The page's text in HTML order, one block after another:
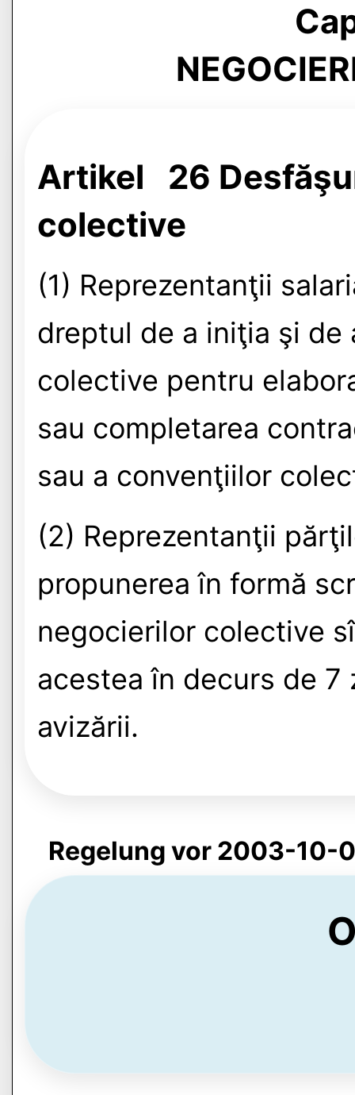
Artikel 26
colective
(1) Reprezentanţii
dreptul de a iniţia şi
colective pentru
sau completarea
sau a convenţiilor
(2) Reprezentanţii
propunerea în formă
negocierilor colective
acestea în decurs de
avizării.
Regelung vor 2003-10-